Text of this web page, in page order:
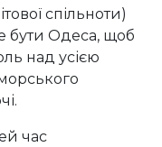
спільноти)
бути Одеса, щоб
над усією
час